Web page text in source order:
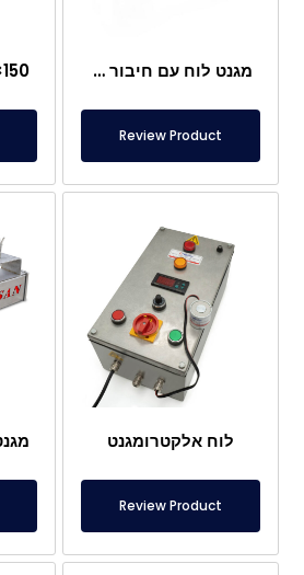
מגנט לוח עם חיבור מיוחד מניאודימיום
Review Product
לוח אלקטרומגנט
Review Product